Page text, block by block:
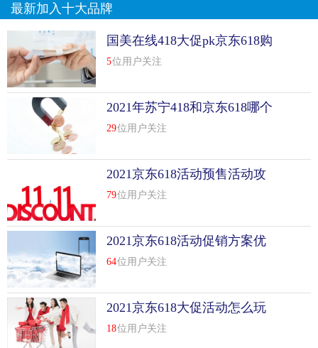
最新加入十大品牌
国美在线418大促pk京东618购
物节
5位用户关注
2021年苏宁418和京东618哪个
更便宜
29位用户关注
2021京东618活动预售活动攻
略
79位用户关注
2021京东618活动促销方案优
秀范文
64位用户关注
2021京东618大促活动怎么玩
18位用户关注